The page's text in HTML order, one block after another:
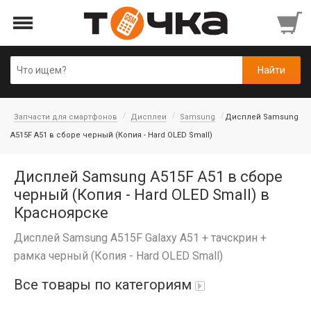
Запчасти для смартфонов Дисплеи Samsung
Дисплей Samsung
A515F A51 в сборе черный (Копия - Hard OLED Small)
Дисплей Samsung A515F A51 в сборе
черный (Копия - Hard OLED Small) в
Красноярске
Дисплей Samsung A515F Galaxy A51 + тачскрин +
рамка черный (Копия - Hard OLED Small)
Все товары по категориям